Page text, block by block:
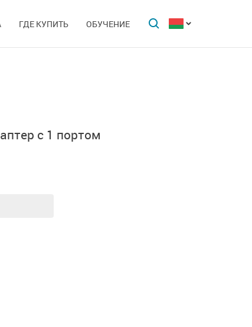
ГДЕ КУПИТЬ ОБУЧЕНИЕ
с 1 портом